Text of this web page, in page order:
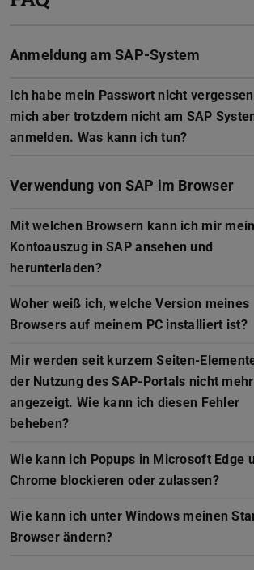
Anmeldung am SAP-System
Ich habe mein Passwort nicht
mich aber trotzdem nicht am SAP
anmelden. Was kann ich tun?
Verwendung von SAP im Browser
Mit welchen Browsern kann ich mir
Kontoauszug in SAP ansehen und
herunterladen?
Woher weiß ich, welche Version meines
Browsers auf meinem PC installiert ist?
Mir werden seit kurzem Seiten-
der Nutzung des SAP-Portals nicht mehr
angezeigt. Wie kann ich diesen Fehler
beheben?
Wie kann ich Popups in Microsoft Edge
Chrome blockieren oder zulassen?
Wie kann ich unter Windows meinen
Browser ändern?